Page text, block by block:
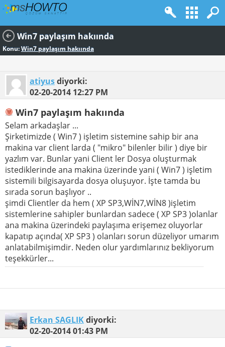
Win7 paylaşım hakıında
Konu:Win7 paylaşım hakıında
atiyusdiyorki:
02-20-2014 12:27 PM
Win7 paylaşım hakıında
Selam arkadaşlar ...
Şirketimizde ( Win7 ) işletim sistemine sahip bir ana
makina var client larda ( "mikro" bilenler bilir ) diye bir
yazlım var. Bunlar yani Client ler Dosya oluşturmak
istediklerinde ana makina üzerinde yani ( Win7 ) işletim
sistemili bilgisayarda dosya oluşuyor. İşte tamda bu
sırada sorun başlıyor ..
şimdi Clientler da hem ( XP SP3,WİN7,WİN8 )işletim
sistemlerine sahipler bunlardan sadece ( XP SP3 )olanlar
ana makina üzerindeki paylaşıma erişemez oluyorlar
kapatıp açında( XP SP3 ) olanları sorun düzeliyor umarım
anlatabilmişimdir. Neden olur yardımlarınız bekliyorum
teşekkürler...
Erkan SAGLIKdiyorki:
02-20-201401:43 PM